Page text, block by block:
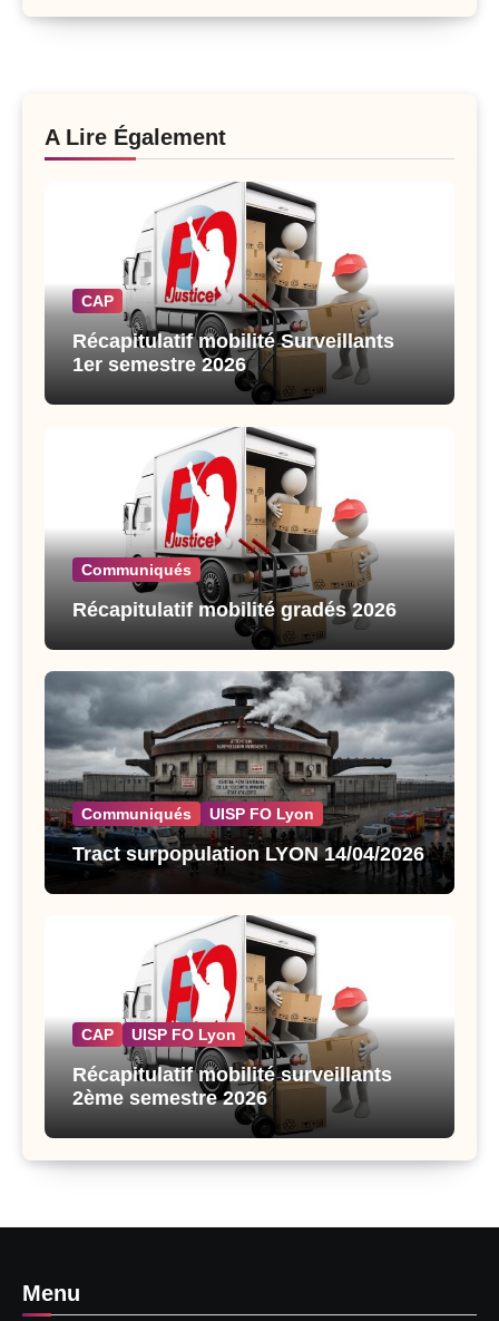
A Lire Également
CAP
Récapitulatif mobilité Surveillants
1er semestre 2026
Communiqués
Récapitulatif mobilité gradés 2026
Communiqués UISP FO Lyon
Tract surpopulation LYON 14/04/2026
CAP UISP FO Lyon
Récapitulatif mobilité surveillants
2ème semestre 2026
Menu